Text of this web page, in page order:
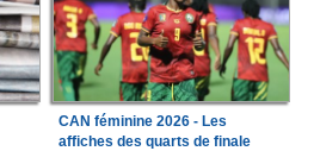
CAN féminine 2026 - Les
affiches des quarts de finale